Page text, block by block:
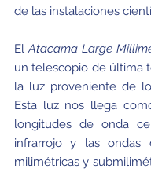
SOC / LOC
Asistentes
Lugar y Alojamiento
Transporte
Dónde comer
Registro
Noticias
Declaración de
de las instalaciones
ElAtacama Large
un telescopio de última
la luz proveniente de
Esta luz nos llega
longitudes de onda
infrarrojo y las
milimétricas y